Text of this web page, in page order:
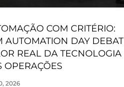
COM CRITÉRIO:
AUTOMATION DAY
REAL DA TECNOLOGIA
OPERAÇÕES
2026